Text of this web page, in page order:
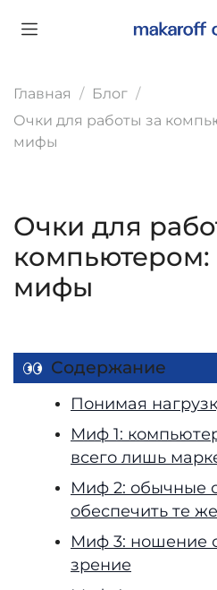
Главная
Блог
Очки для работы за
мифы
Очки для
мифы
Содержание
Понимая
Миф 1:
всего лишь
Миф 2: обычные
обеспечить те
Миф 3: ношение
зрение